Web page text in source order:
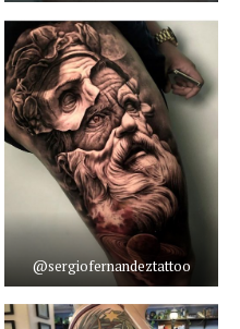
@sergiofernandeztattoo